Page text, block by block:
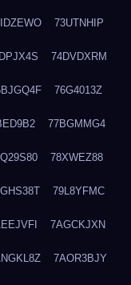
73UTNHIP
74DVDXRM
76G4013Z
77BGMMG4
78XWEZ88
79L8YFMC
7AGCKJXN
7AOR3BJY